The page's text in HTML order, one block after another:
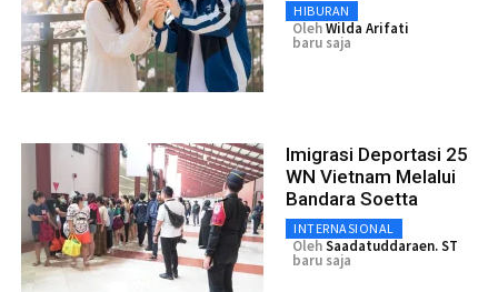
HIBURAN
OlehWilda Arifati
baru saja
Imigrasi Deportasi 25
WN Vietnam Melalui
Bandara Soetta
INTERNASIONAL
OlehSaadatuddaraen. ST
baru saja